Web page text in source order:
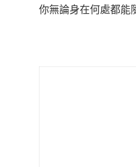
你無論身在何處都能